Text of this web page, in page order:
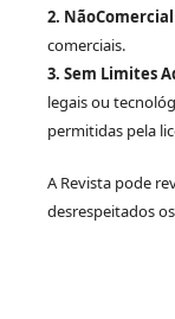
2. NãoComercial
comerciais.
3. Sem Limites
legais ou
permitidas pela
A Revista pode
desrespeitados